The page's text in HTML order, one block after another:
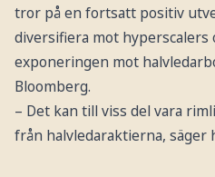
tror på en fortsatt positiv
diversifiera mot hyperscalers
exponeringen mot
Bloomberg.
– Det kan till viss del vara
från halvledaraktierna, säger